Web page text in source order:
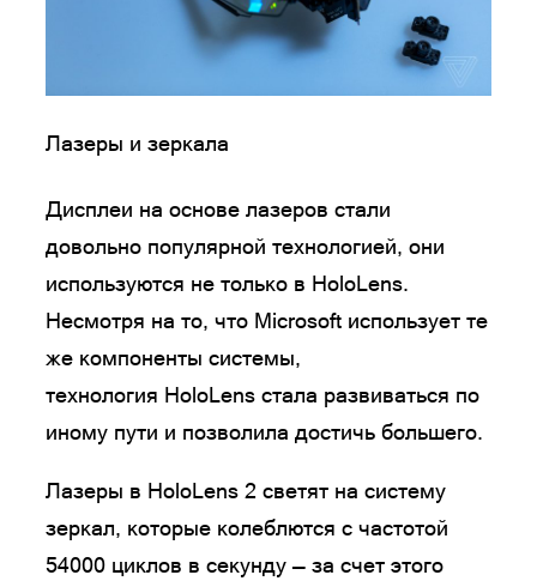
Лазеры и зеркала
Дисплеи на основе лазеров стали
довольно популярной технологией, они
используются не только в HoloLens.
Несмотря на то, что Microsoft использует те
же компоненты системы,
технология HoloLens стала развиваться по
иному пути и позволила достичь большего.
Лазеры в HoloLens 2 светят на систему
зеркал, которые колеблются с частотой
54000 циклов в секунду — за счет этого